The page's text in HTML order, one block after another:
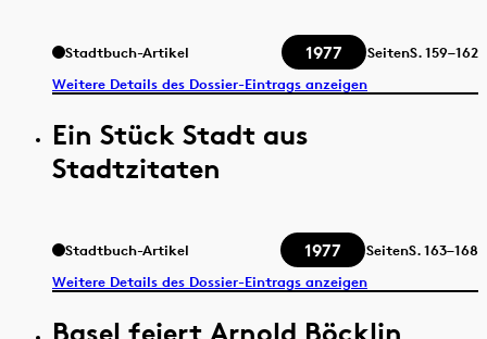
Stadtbuch-Artikel 1977 SeitenS.159–162
Weitere Details des Dossier-Eintrags anzeigen
Ein Stück Stadt aus
Stadtzitaten
Stadtbuch-Artikel 1977 SeitenS.163–168
Weitere Details des Dossier-Eintrags anzeigen
Basel feiert Arnold Böcklin